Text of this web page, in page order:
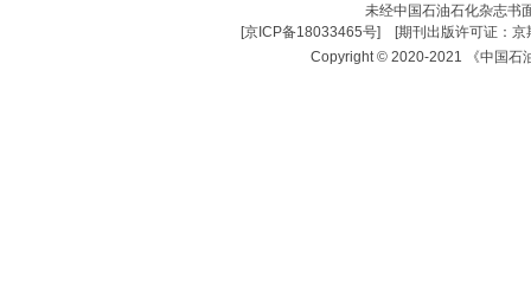
未经中国石油石化杂志书
[京ICP备18033465号] [期刊出版许可证：
Copyright © 2020-2021 《中国石